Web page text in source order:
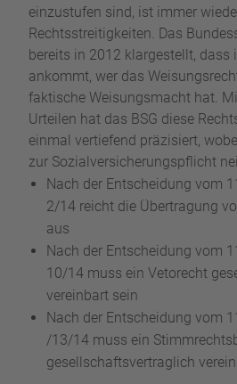
einzustufen sind, ist immer
Rechtsstreitigkeiten. Das
bereits in 2012 klargestellt, dass
ankommt, wer das
faktische Weisungsmacht hat.
Urteilen hat das BSG diese
einmal vertiefend präzisiert,
zur Sozialversicherungspflicht
Nach der Entscheidung vom
2/14 reicht die Übertragung
aus
Nach der Entscheidung vom
10/14 muss ein Vetorecht
vereinbart sein
Nach der Entscheidung vom
/13/14 muss ein
gesellschaftsvertraglich